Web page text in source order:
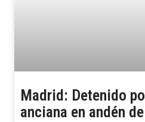
Madrid: Detenido
anciana en andén